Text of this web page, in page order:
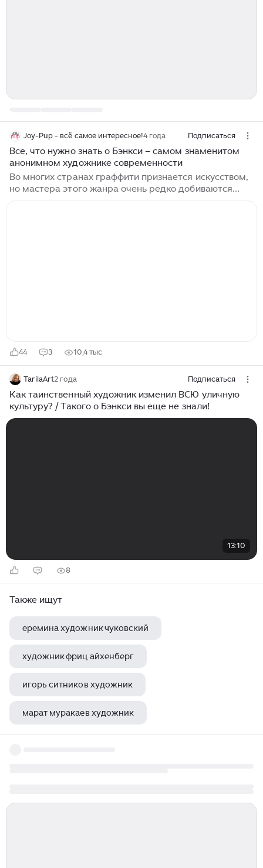
Joy-Pup - всё самое интересное!4 года Подписаться
Все, что нужно знать о Бэнкси – самом знаменитом
анонимном художнике современности
Во многих странах граффити признается искусством,
но мастера этого жанра очень редко добиваются
44 3 10,4 тыс
TarilaArt2 года Подписаться
Как таинственный художник изменил ВСЮ уличную
культуру? / Такого о Бэнкси вы еще не знали!
13:10
8
Также ищут
еремина художник чуковский
художник фриц айхенберг
игорь ситников художник
марат муракаев художник